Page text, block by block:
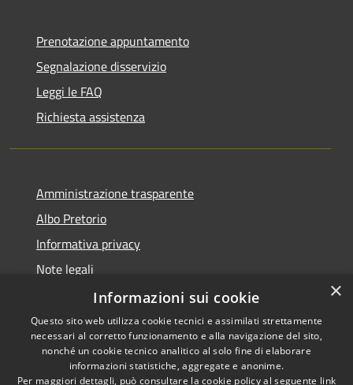
Prenotazione appuntamento
Segnalazione disservizio
Leggi le FAQ
Richiesta assistenza
Amministrazione trasparente
Albo Pretorio
Informativa privacy
Note legali
Dichiarazione di accessibilità
RSS
Copyright © 2021 • Città
×
Informazioni sui cookie
Questo sito web utilizza cookie tecnici e assimilati strettamente
necessari al corretto funzionamento e alla navigazione del sito,
nonché un cookie tecnico analitico al solo fine di elaborare
informazioni statistiche, aggregate e anonime.
Per maggiori dettagli, può consultare la cookie policy al seguente link